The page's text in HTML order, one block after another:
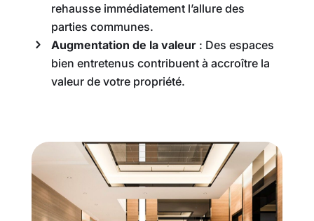
rehausse immédiatement l’allure des
parties communes.
Augmentation de la valeur: Des espaces
bien entretenus contribuent à accroître la
valeur de votre propriété.